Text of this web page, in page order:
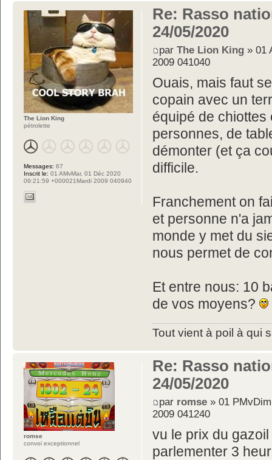
Re: Rasso
24/05/2020
parThe Lion King » 01
2009 041040
Ouais, mais faut
copain avec un
équipé de
personnes, de
démonter (et ça
difficile.
Franchement on
et personne n'a
monde y met du
nous permet de
Et entre nous: 10
de vos moyens?
Tout vient à poil à qui
The Lion King
pétrolette
Messages: 67
Inscrit le: 01 AMvMar, 01 Déc 2020
09:21:59 +000021Mardi 2009 040940
Re: Rasso
24/05/2020
par romse » 01
2009 041240
vu le prix du
parlementer 3
romse
convoi exceptionnel